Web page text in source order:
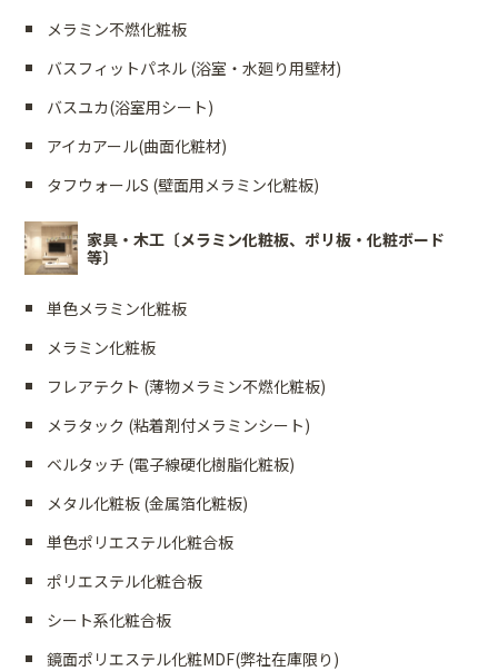
メラミン不燃化粧板
バスフィットパネル (浴室・水廻り用壁材)
バスユカ(浴室用シート)
アイカアール(曲面化粧材)
タフウォールS (壁面用メラミン化粧板)
家具・木工〔メラミン化粧板、ポリ板・化粧ボード
等〕
単色メラミン化粧板
メラミン化粧板
フレアテクト (薄物メラミン不燃化粧板)
メラタック (粘着剤付メラミンシート)
ベルタッチ (電子線硬化樹脂化粧板)
メタル化粧板 (金属箔化粧板)
単色ポリエステル化粧合板
ポリエステル化粧合板
シート系化粧合板
鏡面ポリエステル化粧MDF(弊社在庫限り)